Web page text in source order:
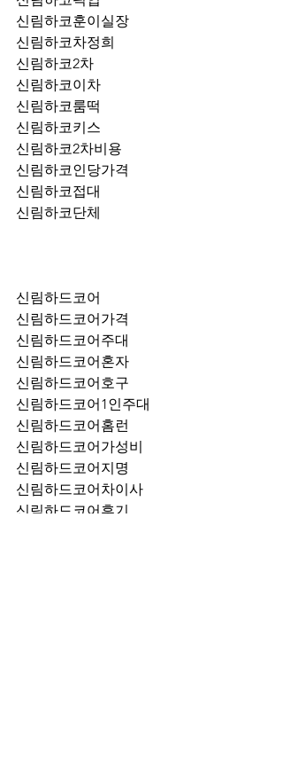
신림하코훈이실장
신림하코차정희
신림하코2차
신림하코이차
신림하코룸떡
신림하코키스
신림하코2차비용
신림하코인당가격
신림하코접대
신림하코단체
신림하드코어
신림하드코어가격
신림하드코어주대
신림하드코어혼자
신림하드코어호구
신림하드코어1인주대
신림하드코어홈런
신림하드코어가성비
신림하드코어지명
신림하드코어차이사
신림하드코어후기